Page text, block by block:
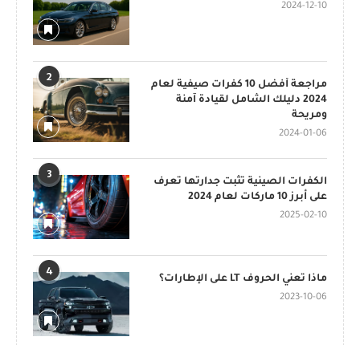
2024-12-10
2
مراجعة أفضل 10 كفرات صيفية لعام
2024 دليلك الشامل لقيادة آمنة
ومريحة
2024-01-06
3
الكفرات الصينية تثبت جدارتها تعرف
على أبرز 10 ماركات لعام 2024
2025-02-10
4
ماذا تعني الحروف LT على الإطارات؟
2023-10-06